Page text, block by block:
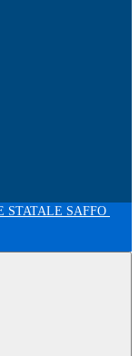
STATALE SAFFO